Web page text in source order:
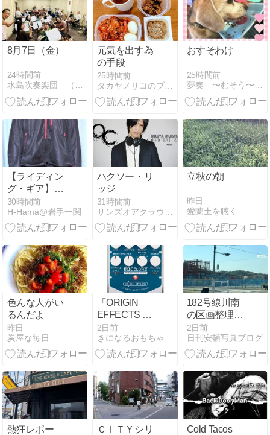
ン！
8月7日（金）
24時間前
水島吹奏楽団 （岡山県倉敷市）
元気を出す為
の手段
25時間前
おすそわけ
25時間前
夢奏 〜むそう〜 日々つれづれ
【ライディン
グ・ギア】：
Daytona メッ
シュジャケッ
ト：上下
30時間前
H-Hama@岩手一関
ハクソー・リ
ッジ
31時間前
立秋の朝
昨日
愛蘭土を聴く
色んな人がい
るんだよ
昨日
炭屋な毎日
「ORIGIN
EFFECTS EQ
DELUXE
Studio
Equaliser &
ジオEQの定
番、パルテッ
クEQをギター
向けにアレン
ジ！
2日前
きになるおもちゃ
182号線川南
の区画整理さ
れたあの場所
に工事が始ま
った
2日前
日刊安頓写真ブログ
熱狂レポー
ＣＩＴＹシリ
Cold Tacos